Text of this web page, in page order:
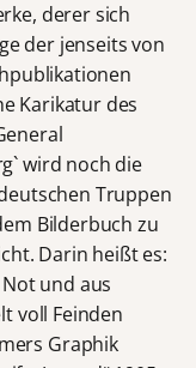
derer sich
der jenseits von
Karikatur des
wird noch die
Truppen
Bilderbuch zu
Darin heißt es:
und aus
voll Feinden
Graphik